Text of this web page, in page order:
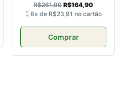
R$261,90 R$164,90
8x de R$23,91 no cartão
Comprar